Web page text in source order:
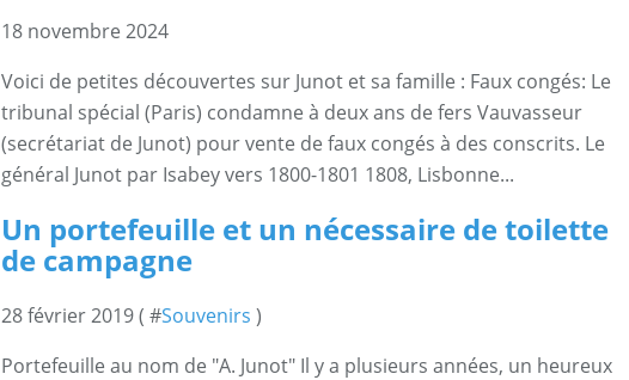
18 novembre 2024
Voici de petites découvertes sur Junot et sa famille : Faux congés: Le
tribunal spécial (Paris) condamne à deux ans de fers Vauvasseur
(secrétariat de Junot) pour vente de faux congés à des conscrits. Le
général Junot par Isabey vers 1800-1801 1808, Lisbonne...
Un portefeuille et un nécessaire de toilette
de campagne
28 février 2019 ( #Souvenirs )
Portefeuille au nom de "A. Junot" Il y a plusieurs années, un heureux